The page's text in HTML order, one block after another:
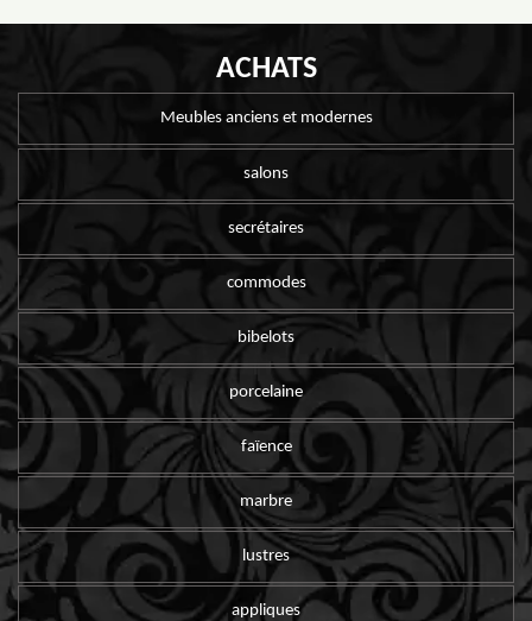
ACHATS
Meubles anciens et modernes
salons
secrétaires
commodes
bibelots
porcelaine
faïence
marbre
lustres
appliques